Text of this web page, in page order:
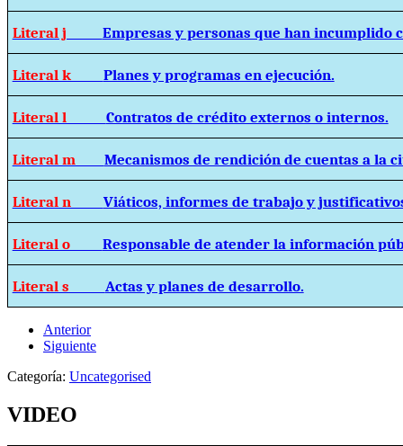
Literal j Empresas y personas que han incumplido
Literal k Planes y programas en ejecución.
Literal l Contratos de crédito externos o internos.
Literal m Mecanismos de rendición de cuentas a la
Literal n Viáticos, informes de trabajo y
Literal o Responsable de atender la información
Literal s Actas y planes de desarrollo.
Anterior
Siguiente
Categoría: Uncategorised
VIDEO